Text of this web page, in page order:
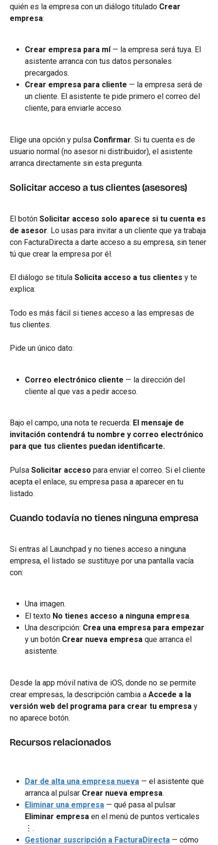
quién es la empresa con un diálogo titulado Crear
empresa:
Crear empresa para mí — la empresa será tuya. El
asistente arranca con tus datos personales
precargados.
Crear empresa para cliente — la empresa será de
un cliente. El asistente te pide primero el correo del
cliente, para enviarle acceso.
Elige una opción y pulsa Confirmar. Si tu cuenta es de
usuario normal (no asesor ni distribuidor), el asistente
arranca directamente sin esta pregunta.
Solicitar acceso a tus clientes (asesores)
El botón Solicitar acceso solo aparece si tu cuenta es
de asesor. Lo usas para invitar a un cliente que ya trabaja
con FacturaDirecta a darte acceso a su empresa, sin tener
tú que crear la empresa por él.
El diálogo se titula Solicita acceso a tus clientes y te
explica:
Todo es más fácil si tienes acceso a las empresas de
tus clientes.
Pide un único dato:
Correo electrónico cliente — la dirección del
cliente al que vas a pedir acceso.
Bajo el campo, una nota te recuerda: El mensaje de
invitación contendrá tu nombre y correo electrónico
para que tus clientes puedan identificarte.
Pulsa Solicitar acceso para enviar el correo. Si el cliente
acepta el enlace, su empresa pasa a aparecer en tu
listado.
Cuando todavía no tienes ninguna empresa
Si entras al Launchpad y no tienes acceso a ninguna
empresa, el listado se sustituye por una pantalla vacía
con:
Una imagen.
El texto No tienes acceso a ninguna empresa.
Una descripción: Crea una empresa para empezar
y un botón Crear nueva empresa que arranca el
asistente.
Desde la app móvil nativa de iOS, donde no se permite
crear empresas, la descripción cambia a Accede a la
versión web del programa para crear tu empresa y
no aparece botón.
Recursos relacionados
Dar de alta una empresa nueva — el asistente que
arranca al pulsar Crear nueva empresa.
Eliminar una empresa — qué pasa al pulsar
Eliminar empresa en el menú de puntos verticales
⋮.
Gestionar suscripción a FacturaDirecta — cómo